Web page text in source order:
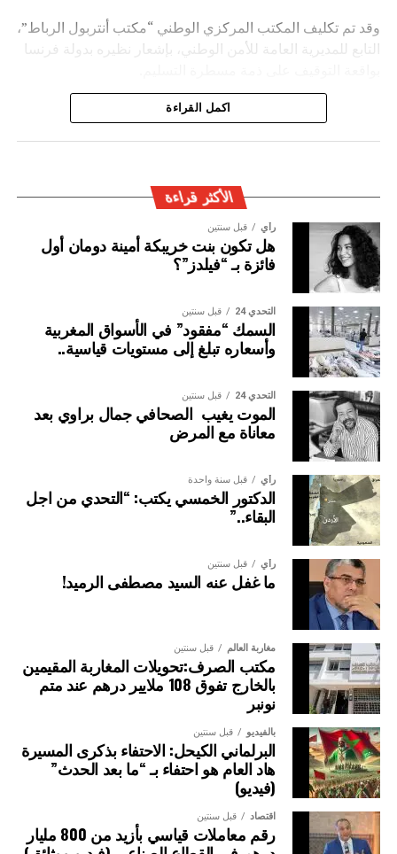
وقد تم تكليف المكتب المركزي الوطني “مكتب أنتربول الرباط”،
التابع للمديرية العامة للأمن الوطني، بإشعار نظيره بدولة فرنسا
ويأتي توقيف المشتبه به في سياق التزام المصالح الأمنية
اكمل القراءة
الأكثر قراءة
رأي قبل سنتين
هل تكون بنت خريبكة أمينة دومان أول
فائزة بـ “فيلدز”؟
التحدي 24 قبل سنتين
السمك “مفقود” في الأسواق المغربية
وأسعاره تبلغ إلى مستويات قياسية..
التحدي 24 قبل سنتين
الموت يغيب الصحافي جمال براوي بعد
معاناة مع المرض
رأي قبل سنة واحدة
الدكتور الخمسي يكتب: “التحدي من اجل
البقاء..”
رأي قبل سنتين
ما غفل عنه السيد مصطفى الرميد!
مغاربة العالم قبل سنتين
مكتب الصرف:تحويلات المغاربة المقيمين
بالخارج تفوق 108 ملايير درهم عند متم
نونبر
بالفيديو قبل سنتين
البرلماني الكيحل: الاحتفاء بذكرى المسيرة
هاد العام هو احتفاء بـ “ما بعد الحدث”
(فيديو)
اقتصاد قبل سنتين
رقم معاملات قياسي بأزيد من 800 مليار